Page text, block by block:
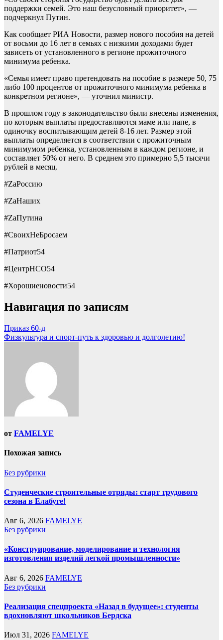
поддержки семей. Это наш безусловный приоритет», —
подчеркнул Путин.
Как сообщает РИА Новости, размер нового пособия на детей
от восьми до 16 лет в семьях с низкими доходами будет
зависеть от установленного в регионе прожиточного
минимума ребенка.
«Семья имеет право претендовать на пособие в размере 50, 75
либо 100 процентов от прожиточного минимума ребенка в
конкретном регионе», — уточнил министр.
В прошлом году в законодательство были внесены изменения,
по которым выплаты предоставляются маме или папе, в
одиночку воспитывающим детей 8-16 лет. Размер этой
выплаты определяется в соответствии с прожиточным
минимумом ребенка, установленным в каждом регионе, и
составляет 50% от него. В среднем это примерно 5,5 тысячи
рублей в месяц.
#ZаРоссию
#ZаНаших
#ZаПутина
#СвоихНеБросаем
#Патриот54
#ЦентрНСО54
#Хорошиеновости54
Навигация по записям
Приказ 60-д
Физкультура и спорт-путь к здоровью и долголетию!
от FAMELYE
Похожая запись
Без рубрики
Студенческие строительные отряды: старт трудового
сезона в Елабуге!
Авг 6, 2026 FAMELYE
Без рубрики
«Конструирование, моделирование и технология
изготовления изделий легкой промышленности»
Авг 6, 2026 FAMELYE
Без рубрики
Реализация спецпроекта «Назад в будущее»: студенты
вдохновляют школьников Бердска
Июл 31, 2026 FAMELYE